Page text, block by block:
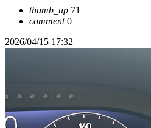
thumb_up 71
comment0
2026/04/15 17:32